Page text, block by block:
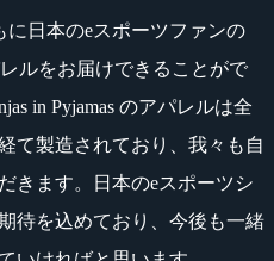
日本のeスポーツファンの
ルをお届けできることがで
in Pyjamas のアパレルは全
て製造されており、我々も自
きます。日本のeスポーツシ
待を込めており、今後も一緒